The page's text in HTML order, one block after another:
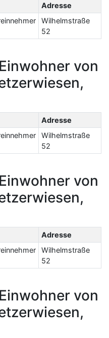
Adresse
Wilhelmstraße
52
von
Adresse
Wilhelmstraße
52
von
Adresse
Wilhelmstraße
52
von